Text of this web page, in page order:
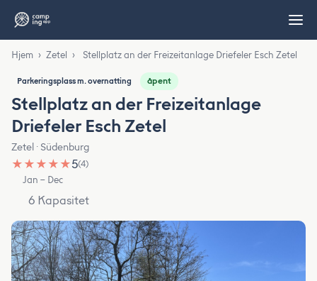
Hjem › Zetel › Stellplatz an der Freizeitanlage Driefeler Esch Zetel
Parkeringsplass m. overnatting åpent
Stellplatz an der Freizeitanlage
Driefeler Esch Zetel
Zetel · Südenburg
★ ★ ★ ★ ★5(4)
Jan – Dec
6 Kapasitet